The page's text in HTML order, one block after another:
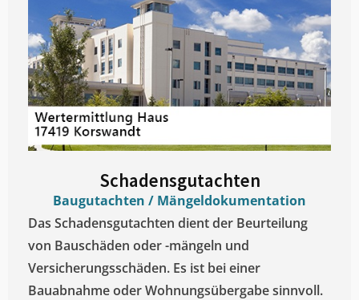
Schadensgutachten
Baugutachten / Mängeldokumentation
Das Schadensgutachten dient der Beurteilung
von Bauschäden oder -mängeln und
Versicherungsschäden. Es ist bei einer
Bauabnahme oder Wohnungsübergabe sinnvoll.